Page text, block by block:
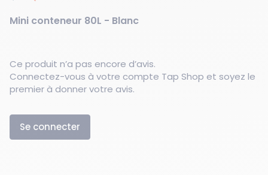
Mini conteneur 80L - Blanc
Ce produit n’a pas encore d’avis.
Connectez-vous à votre compte Tap Shop et soyez le
premier à donner votre avis.
Se connecter